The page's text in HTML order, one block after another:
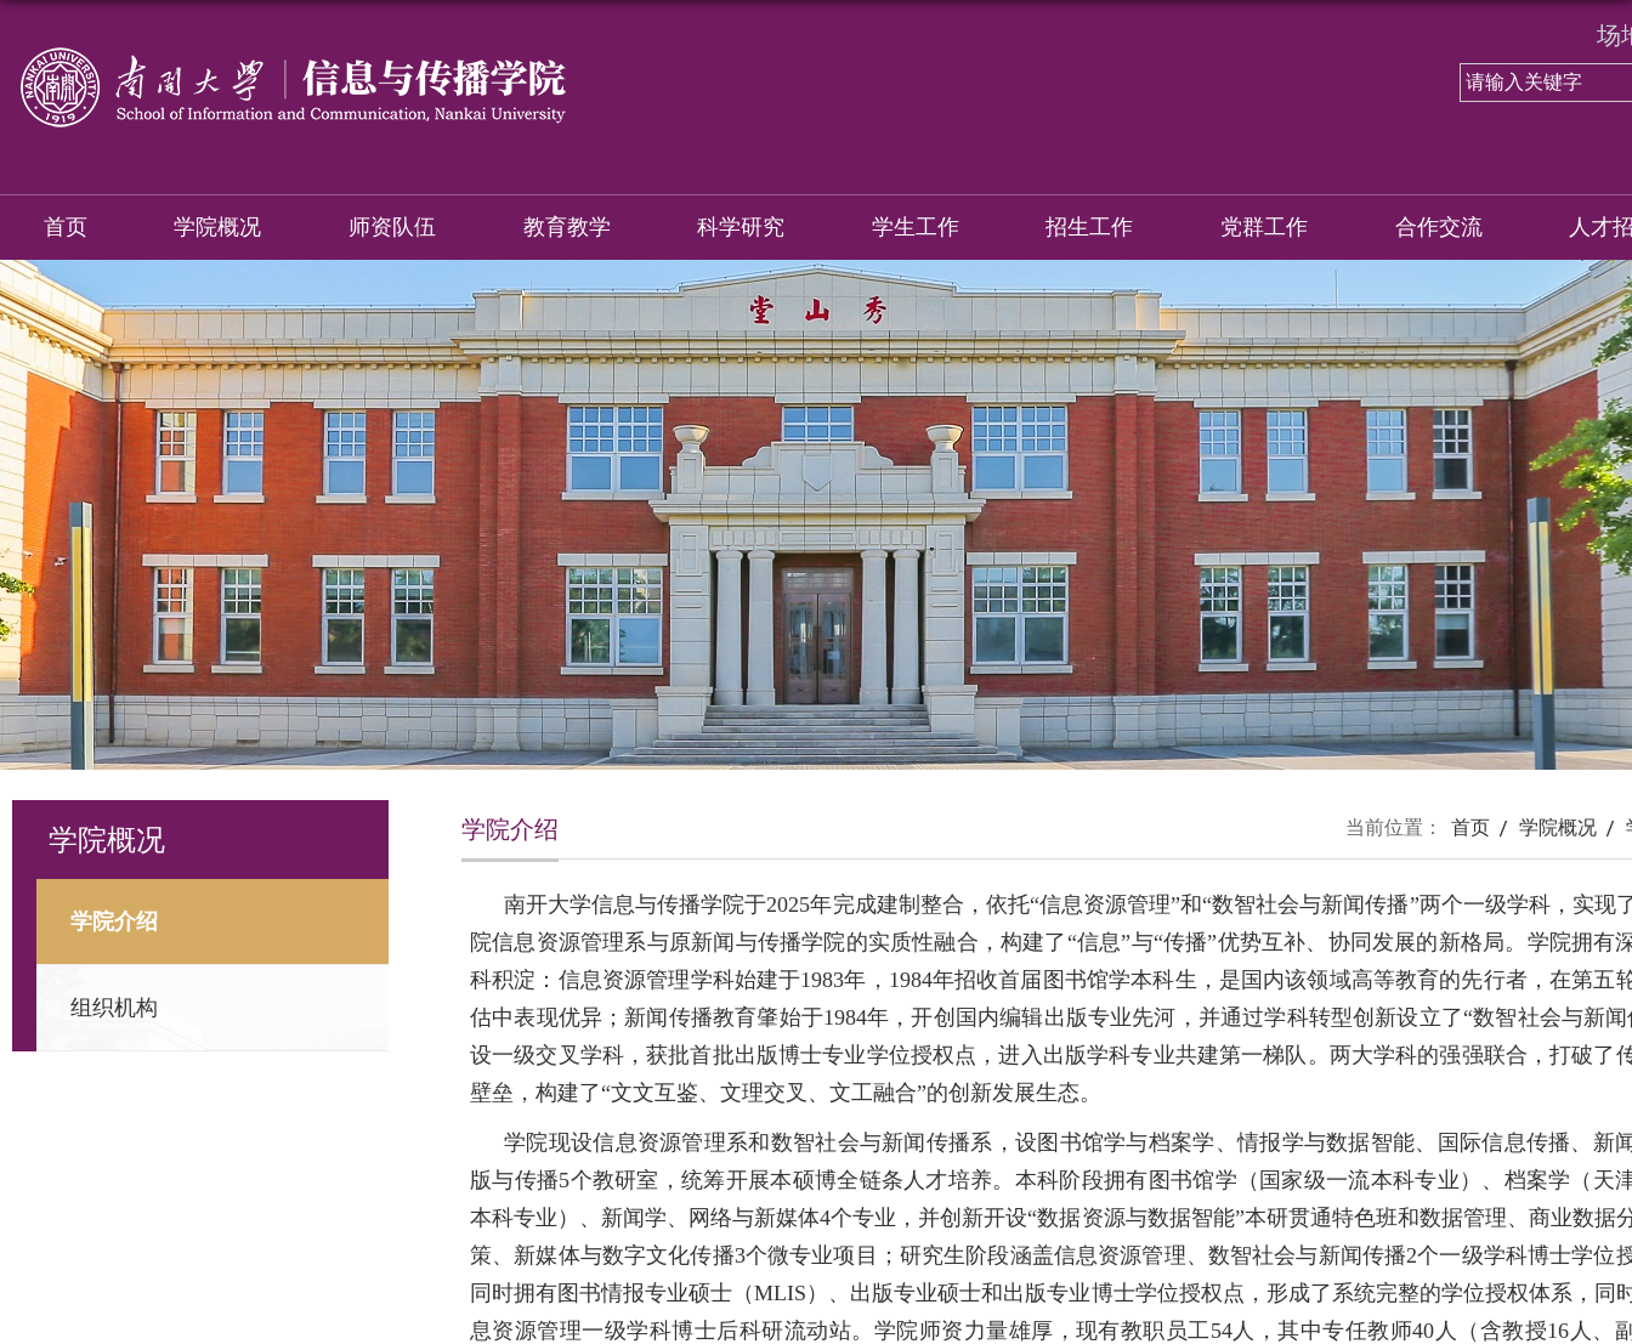
场
首页 学院概况 师资队伍 教育教学 科学研究 学生工作 招生工作 党群工作 合作交流 人才
学院概况
学院介绍
组织机构
当前位置： 首页 学院概况
学院介绍
南开大学信息与传播学院于2025年完成建制整合，依托“信息资源管理”和“数智社会与新闻传播”两个一级学科，实现
院信息资源管理系与原新闻与传播学院的实质性融合，构建了“信息”与“传播”优势互补、协同发展的新格局。学院拥有
科积淀：信息资源管理学科始建于1983年，1984年招收首届图书馆学本科生，是国内该领域高等教育的先行者，在第五
估中表现优异；新闻传播教育肇始于1984年，开创国内编辑出版专业先河，并通过学科转型创新设立了“数智社会与新闻
设一级交叉学科，获批首批出版博士专业学位授权点，进入出版学科专业共建第一梯队。两大学科的强强联合，打破了
壁垒，构建了“文文互鉴、文理交叉、文工融合”的创新发展生态。
学院现设信息资源管理系和数智社会与新闻传播系，设图书馆学与档案学、情报学与数据智能、国际信息传播、新
版与传播5个教研室，统筹开展本硕博全链条人才培养。本科阶段拥有图书馆学（国家级一流本科专业）、档案学（天
本科专业）、新闻学、网络与新媒体4个专业，并创新开设“数据资源与数据智能”本研贯通特色班和数据管理、商业数据
策、新媒体与数字文化传播3个微专业项目；研究生阶段涵盖信息资源管理、数智社会与新闻传播2个一级学科博士学位
同时拥有图书情报专业硕士（MLIS）、出版专业硕士和出版专业博士学位授权点，形成了系统完整的学位授权体系，同
息资源管理一级学科博士后科研流动站。学院师资力量雄厚，现有教职员工54人，其中专任教师40人（含教授16人、